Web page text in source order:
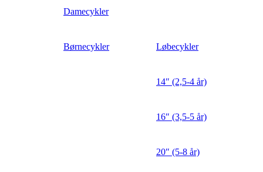
Damecykler
Børnecykler Løbecykler
14″ (2,5-4 år)
16″ (3,5-5 år)
20″ (5-8 år)